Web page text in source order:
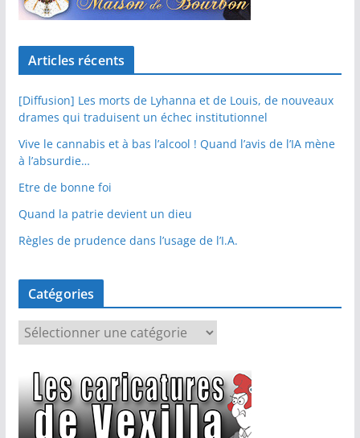
Articles récents
[Diffusion] Les morts de Lyhanna et de Louis, de nouveaux
drames qui traduisent un échec institutionnel
Vive le cannabis et à bas l’alcool ! Quand l’avis de l’IA mène
à l’absurdie…
Etre de bonne foi
Quand la patrie devient un dieu
Règles de prudence dans l’usage de l’I.A.
Catégories
é
g
o